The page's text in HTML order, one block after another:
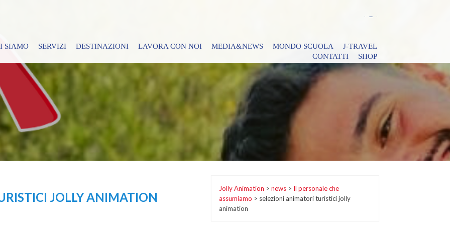
SIAMO SERVIZI DESTINAZIONI LAVORA CON NOI MEDIA&NEWS MONDO SCUOLA
J-TRAVEL
CONTATTI
SHOP
JOLLY ANIMATION
Jolly Animation > news> Il personale che
assumiamo > selezioni animatori turistici jolly
animation